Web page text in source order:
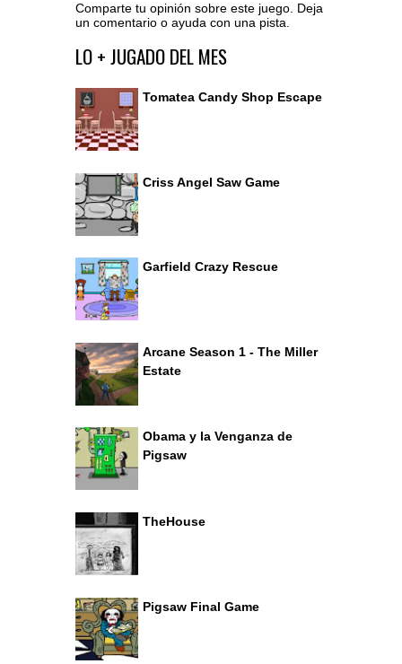
Comparte tu opinión sobre este juego. Deja
un comentario o ayuda con una pista.
Ir al editor de comentarios
LO + JUGADO DEL MES
Tomatea Candy Shop Escape
Criss Angel Saw Game
Garfield Crazy Rescue
Arcane Season 1 - The Miller
Estate
Obama y la Venganza de
Pigsaw
TheHouse
Pigsaw Final Game